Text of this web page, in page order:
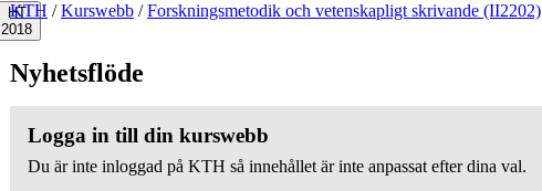
HT
2018
KTH / Kurswebb / Forskningsmetodik och vetenskapligt skrivande (II2202)
Nyhetsflöde
Logga in till din kurswebb
Du är inte inloggad på KTH så innehållet är inte anpassat efter dina val.